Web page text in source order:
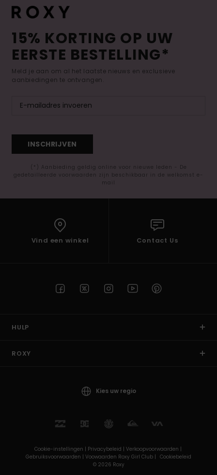
15% KORTING OP UW
EERSTE BESTELLING*
Meld je aan om al het laatste nieuws en exclusieve
aanbiedingen te ontvangen.
INSCHRIJVEN
(*) Aanbieding geldig online voor nieuwe leden - De
gedetailleerde voorwaarden zijn beschikbaar in de welkomst e-
mail
Vind een winkel Contact Us
HULP
ROXY
Kies uw regio
Cookie-instellingen | Privacybeleid | Verkoopvoorwaarden |
Gebruiksvoorwaarden | Voowaarden Roxy Girl Club | Cookiebeleid
© 2026 Roxy